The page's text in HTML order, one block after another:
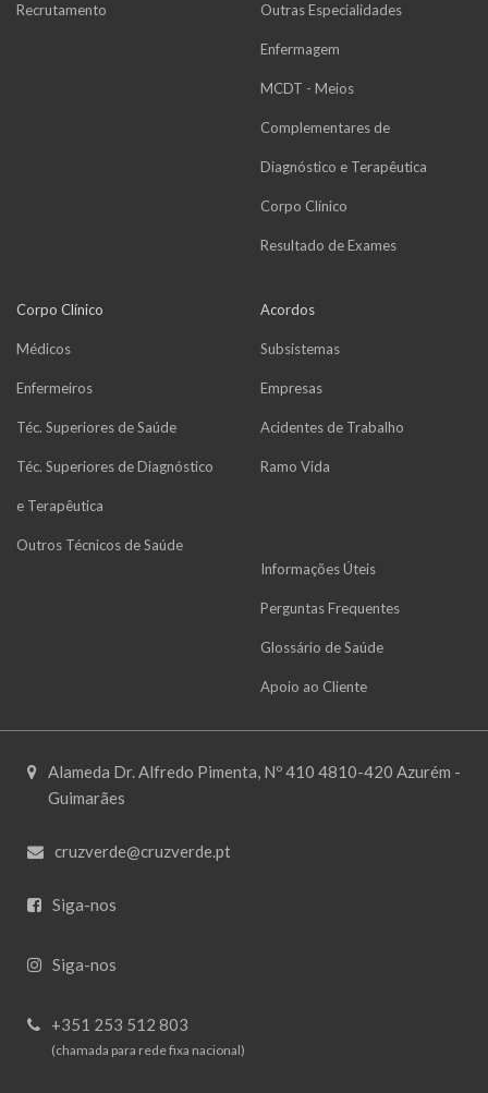
Recrutamento Outras Especialidades
Enfermagem
MCDT - Meios
Complementares de
Diagnóstico e Terapêutica
Corpo Clínico
Resultado de Exames
Corpo Clínico
Médicos
Enfermeiros
Téc. Superiores de Saúde
Téc. Superiores de Diagnóstico
e Terapêutica
Outros Técnicos de Saúde
Acordos
Subsistemas
Empresas
Acidentes de Trabalho
Ramo Vida
Informações Úteis
Perguntas Frequentes
Glossário de Saúde
Apoio ao Cliente
Alameda Dr. Alfredo Pimenta, Nº 410 4810-420 Azurém -
Guimarães
cruzverde@cruzverde.pt
Siga-nos
Siga-nos
+351 253 512 803
(chamada para rede fixa nacional)